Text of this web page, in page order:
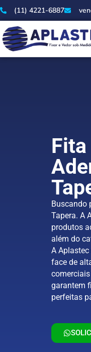
(11) 4221-6887
Buscando
Tapera. A
produtos
além do
A
face de
garantem
perfeitas